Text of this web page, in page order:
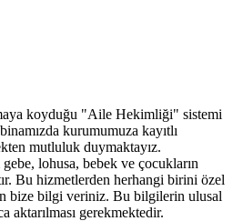
koyduğu "Aile Hekimliği" sistemi
kurumumuza kayıtlı
mutluluk duymaktayız.
lohusa, bebek ve çocukların
Bu hizmetlerden herhangi birini özel
bize bilgi veriniz. Bu bilgilerin ulusal
aktarılması gerekmektedir.